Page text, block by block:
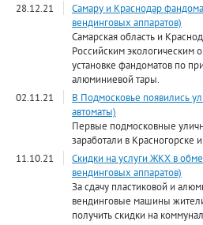
28.12.21
Самару и Краснодар
вендинговых аппаратов)
Самарская область и
Российским экологическим
установке фандоматов по
алюминиевой тары.
02.11.21
В Подмосковье появились
автоматы)
Первые подмосковные
заработали в Красногорске
11.10.21
Скидки на услуги ЖКХ в
вендинговых аппаратов)
За сдачу пластиковой и
вендинговые машины
получить скидки на